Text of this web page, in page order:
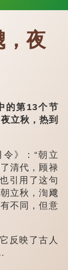
，夜
第13个节
立秋，热到
》：“朝立
清代，顾禄
引用了这句
立秋，渹飕
不同，但意
反映了古人